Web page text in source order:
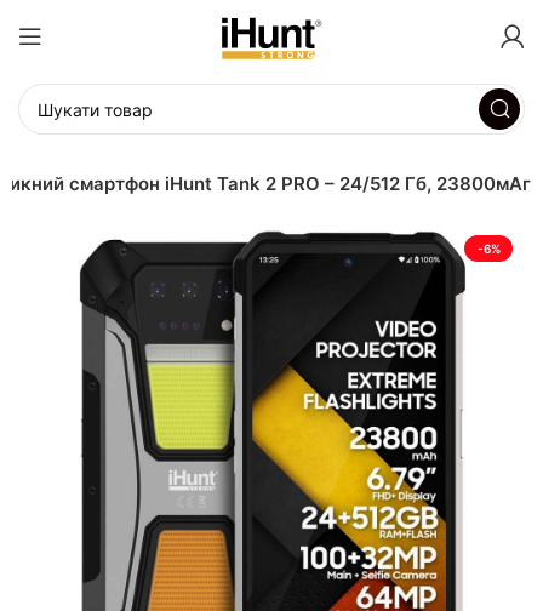
смартфон iHunt Tank 2 PRO – 24/512 Гб, 23800мАг
-6%